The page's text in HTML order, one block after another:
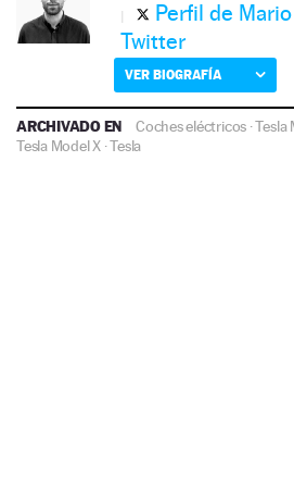
Perfil de
Twitter
VER BIOGRAFÍA
ARCHIVADO EN Coches eléctricos ·Tesla
Tesla Model X ·Tesla